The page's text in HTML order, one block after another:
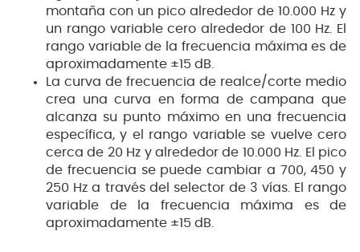
montaña con un pico alrededor de 10.000 Hz y
un rango variable cero alrededor de 100 Hz. El
rango variable de la frecuencia máxima es de
aproximadamente ±15 dB.
La curva de frecuencia de realce/corte medio
crea una curva en forma de campana que
alcanza su punto máximo en una frecuencia
específica, y el rango variable se vuelve cero
cerca de 20 Hz y alrededor de 10.000 Hz. El pico
de frecuencia se puede cambiar a 700, 450 y
250 Hz a través del selector de 3 vías. El rango
variable de la frecuencia máxima es de
aproximadamente ±15 dB.